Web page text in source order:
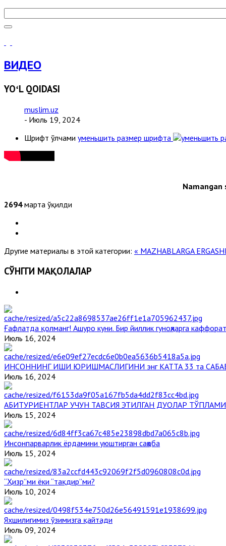
ВИДЕО
YOʻL QOIDASI
muslim.uz
- Июль 19, 2024
Шрифт ўлчами уменьшить размер шрифта
Namangan
2694марта ўқилди
Другие материалы в этой категории: « MAZHABLARGA
СЎНГГИ МАҚОЛАЛАР
Ғафлатда қолманг! Ашуро куни. Бир йиллик гуноҳларга
Июль 16, 2024
ИНСОННИНГ ИШИ ЮРИШМАСЛИГИНИ энг КАТТА 33 та
Июль 16, 2024
АБИТУРИЕНТЛАР УЧУН ТАВСИЯ ЭТИЛГАН ДУОЛАР ТЎПЛАМИ
Июль 15, 2024
Инсонпарварлик ёрдамини уюштирган саҳоба
Июль 15, 2024
“Ҳизр”ми ёки “тақдир”ми?
Июль 10, 2024
Яхшилигимиз ўзимизга қайтади
Июль 09, 2024